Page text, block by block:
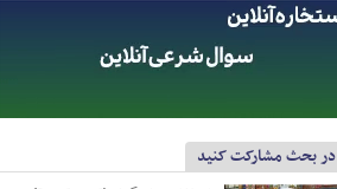
در بحث مشارکت کنید